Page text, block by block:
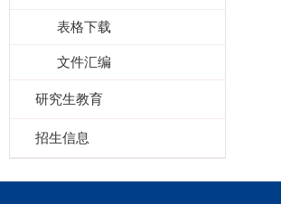
表格下载
文件汇编
研究生教育
招生信息